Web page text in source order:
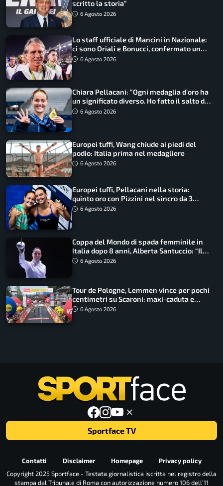
scritto la storia”
6 Agosto 2026
Lo staff ufficiale di Mancini in Nazionale:
ci sono Oriali e Bonucci, confermato un
ritorno
6 Agosto 2026
Chiara Pellacani: “Ogni medaglia d’oro ha
un significato diverso. Ho fatto il salto di
qualità”
6 Agosto 2026
Europei tuffi, Wang chiude ai piedi del
podio: Italia prima nel medagliere
6 Agosto 2026
Europei tuffi, Pellacani nella storia:
quinto oro con Pizzini nel sincro da 3
metri
6 Agosto 2026
Coppa del Mondo di spada femminile in
Italia dopo 8 anni, Alberta Santuccio: “Il
lavoro dà sempre i suoi frutti”
6 Agosto 2026
Tour de Pologne, Lemmen vince per pochi
centimetri su Scaroni: maxi-caduta e
tappa accorciata
6 Agosto 2026
Sportface TV
Contatti Disclaimer Homepage
Privacy policy
Copyright 2025 Sportface - Testata giornalistica iscritta nel registro della
stampa dal Tribunale di Roma con autorizzazione numero 106 dell’11